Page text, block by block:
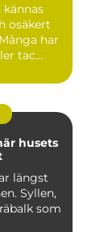
kännas
osäkert
har
tac...
längst
Syllen,
som